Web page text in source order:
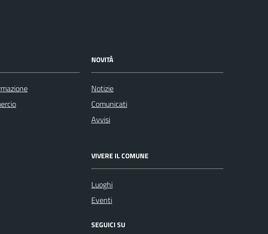
NOVITÀ
Notizie
Comunicati
Avvisi
VIVERE IL COMUNE
Luoghi
Eventi
SEGUICI SU